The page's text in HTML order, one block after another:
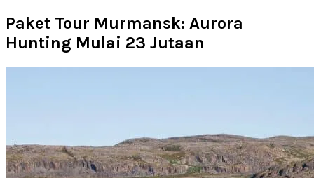
Paket Tour Murmansk: Aurora
Hunting Mulai 23 Jutaan